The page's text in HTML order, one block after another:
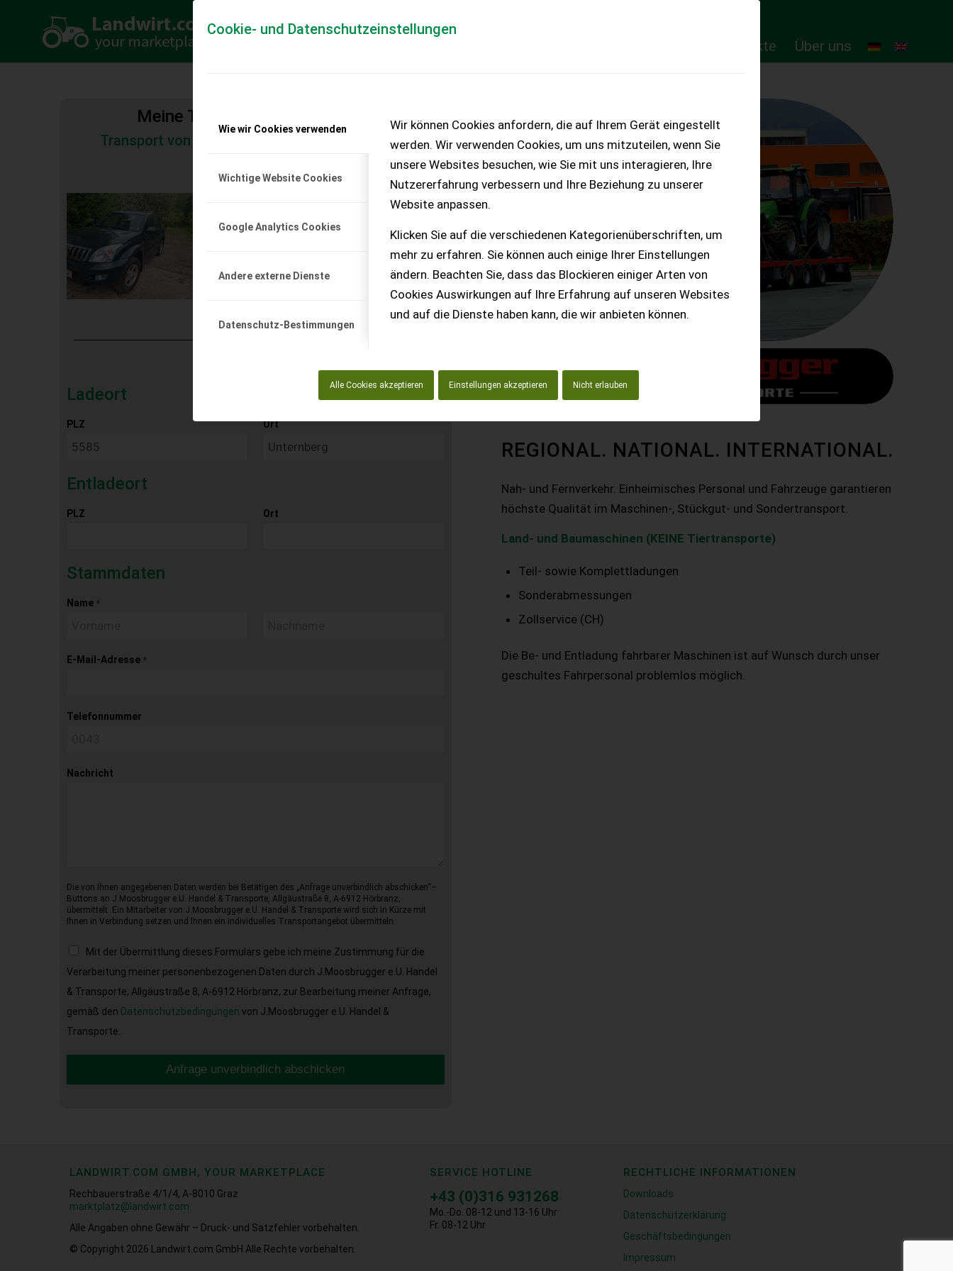
Cookie- und Datenschutzeinstellungen
Wie wir Cookies verwenden
Wichtige Website Cookies
Google Analytics Cookies
Andere externe Dienste
Datenschutz-Bestimmungen
Wir können Cookies anfordern, die auf Ihrem Gerät eingestellt
werden. Wir verwenden Cookies, um uns mitzuteilen, wenn Sie
unsere Websites besuchen, wie Sie mit uns interagieren, Ihre
Nutzererfahrung verbessern und Ihre Beziehung zu unserer
Website anpassen.
Klicken Sie auf die verschiedenen Kategorienüberschriften, um
mehr zu erfahren. Sie können auch einige Ihrer Einstellungen
ändern. Beachten Sie, dass das Blockieren einiger Arten von
Cookies Auswirkungen auf Ihre Erfahrung auf unseren Websites
und auf die Dienste haben kann, die wir anbieten können.
Alle Cookies akzeptieren Einstellungen akzeptieren Nicht erlauben
Online-Produkte Über uns
Meine Transportkostenanfrage
Transport von Land- und Baumaschinen – KEINE
Toyota Land Cruiser zu verkaufen
Gut erhaltener Toyota Land Cruiser (Bj. 03/2006)
EUR 0
Ladeort
PLZ Ort
Entladeort
PLZ Ort
Stammdaten
Name *
E-Mail-Adresse *
Telefonnummer
Nachricht
Die von Ihnen angegebenen Daten werden bei Betätigen des „Anfrage unverbindlich abschicken“–
Buttons an J.Moosbrugger e.U. Handel & Transporte, Allgäustraße 8, A-6912 Hörbranz,
übermittelt. Ein Mitarbeiter von J.Moosbrugger e.U. Handel & Transporte wird sich in Kürze mit
Ihnen in Verbindung setzen und Ihnen ein individuelles Transportangebot übermitteln.
Mit der Übermittlung dieses Formulars gebe ich meine Zustimmung für die
Verarbeitung meiner personenbezogenen Daten durch J.Moosbrugger e.U. Handel
& Transporte, Allgäustraße 8, A-6912 Hörbranz, zur Bearbeitung meiner Anfrage,
gemäß den Datenschutzbedingungen von J.Moosbrugger e.U. Handel &
Transporte.
Anfrage unverbindlich abschicken
REGIONAL. NATIONAL. INTERNATIONAL.
Nah- und Fernverkehr. Einheimisches Personal und Fahrzeuge garantieren
höchste Qualität im Maschinen-, Stückgut- und Sondertransport.
Land- und Baumaschinen (KEINE Tiertransporte)
Teil- sowie Komplettladungen
Sonderabmessungen
Zollservice (CH)
Die Be- und Entladung fahrbarer Maschinen ist auf Wunsch durch unser
geschultes Fahrpersonal problemlos möglich.
LANDWIRT.COM GMBH, YOUR MARKETPLACE
Rechbauerstraße 4/1/4, A-8010 Graz
marktplatz@landwirt.com
Alle Angaben ohne Gewähr – Druck- und Satzfehler vorbehalten.
© Copyright 2026
Landwirt.com GmbH Alle Rechte vorbehalten.
SERVICE HOTLINE
+43 (0)316 931268
Mo.-Do. 08-12 und 13-16 Uhr
Fr. 08-12 Uhr
RECHTLICHE INFORMATIONEN
Downloads
Datenschutzerklärung
Geschäftsbedingungen
Impressum